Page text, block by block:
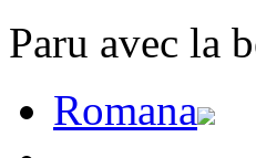
Paru avec la
Romana